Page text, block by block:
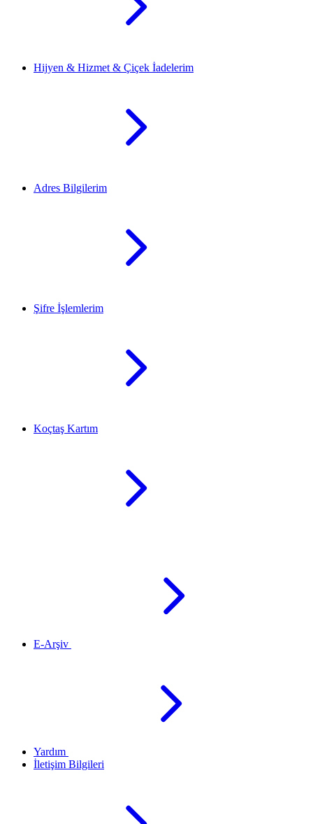
Hijyen & Hizmet & Çiçek İadelerim
Adres Bilgilerim
Şifre İşlemlerim
Koçtaş Kartım
E-Arşiv
Yardım
İletişim Bilgileri